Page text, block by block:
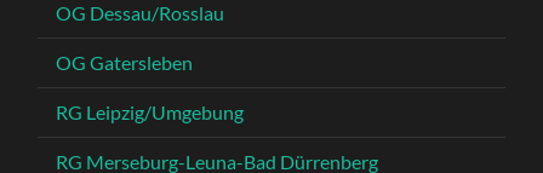
OG Dessau/Rosslau
OG Gatersleben
RG Leipzig/Umgebung
RG Merseburg-Leuna-Bad Dürrenberg